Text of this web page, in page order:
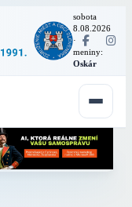
sobota
8.08.2026
·
meniny:
Oskár